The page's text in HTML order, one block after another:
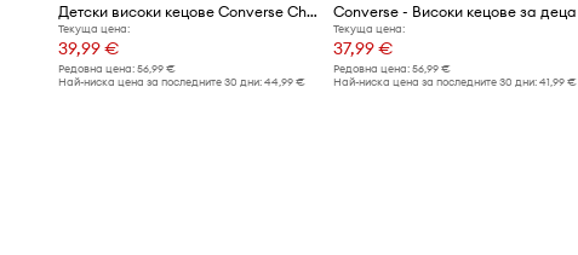
Детски високи кецове Converse Chuck Taylor All Star
Текуща цена:
39,99 €
Редовна цена: 56,99 €
Най-ниска цена за последните 30 дни: 44,99 €
Converse - Високи кецове за деца
Текуща цена:
37,99 €
Редовна цена:56,99 €
Най-ниска цена за последните 30 дни:41,99 €